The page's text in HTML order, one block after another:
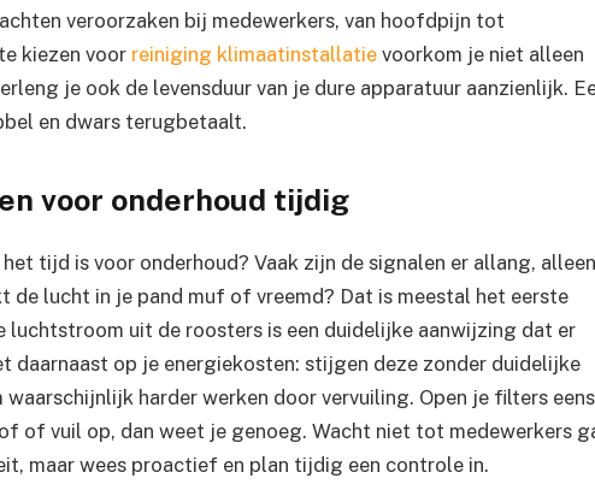
veroorzaken bij medewerkers, van hoofdpijn tot
kiezen voor reiniging klimaatinstallatie voorkom je niet alleen
je ook de levensduur van je dure apparatuur aanzienlijk.
en dwars terugbetaalt.
voor onderhoud tijdig
tijd is voor onderhoud? Vaak zijn de signalen er allang, alleen
de lucht in je pand muf of vreemd? Dat is meestal het eerste
luchtstroom uit de roosters is een duidelijke aanwijzing dat er
daarnaast op je energiekosten: stijgen deze zonder duidelijke
waarschijnlijk harder werken door vervuiling. Open je filters
of vuil op, dan weet je genoeg. Wacht niet tot medewerkers
maar wees proactief en plan tijdig een controle in.